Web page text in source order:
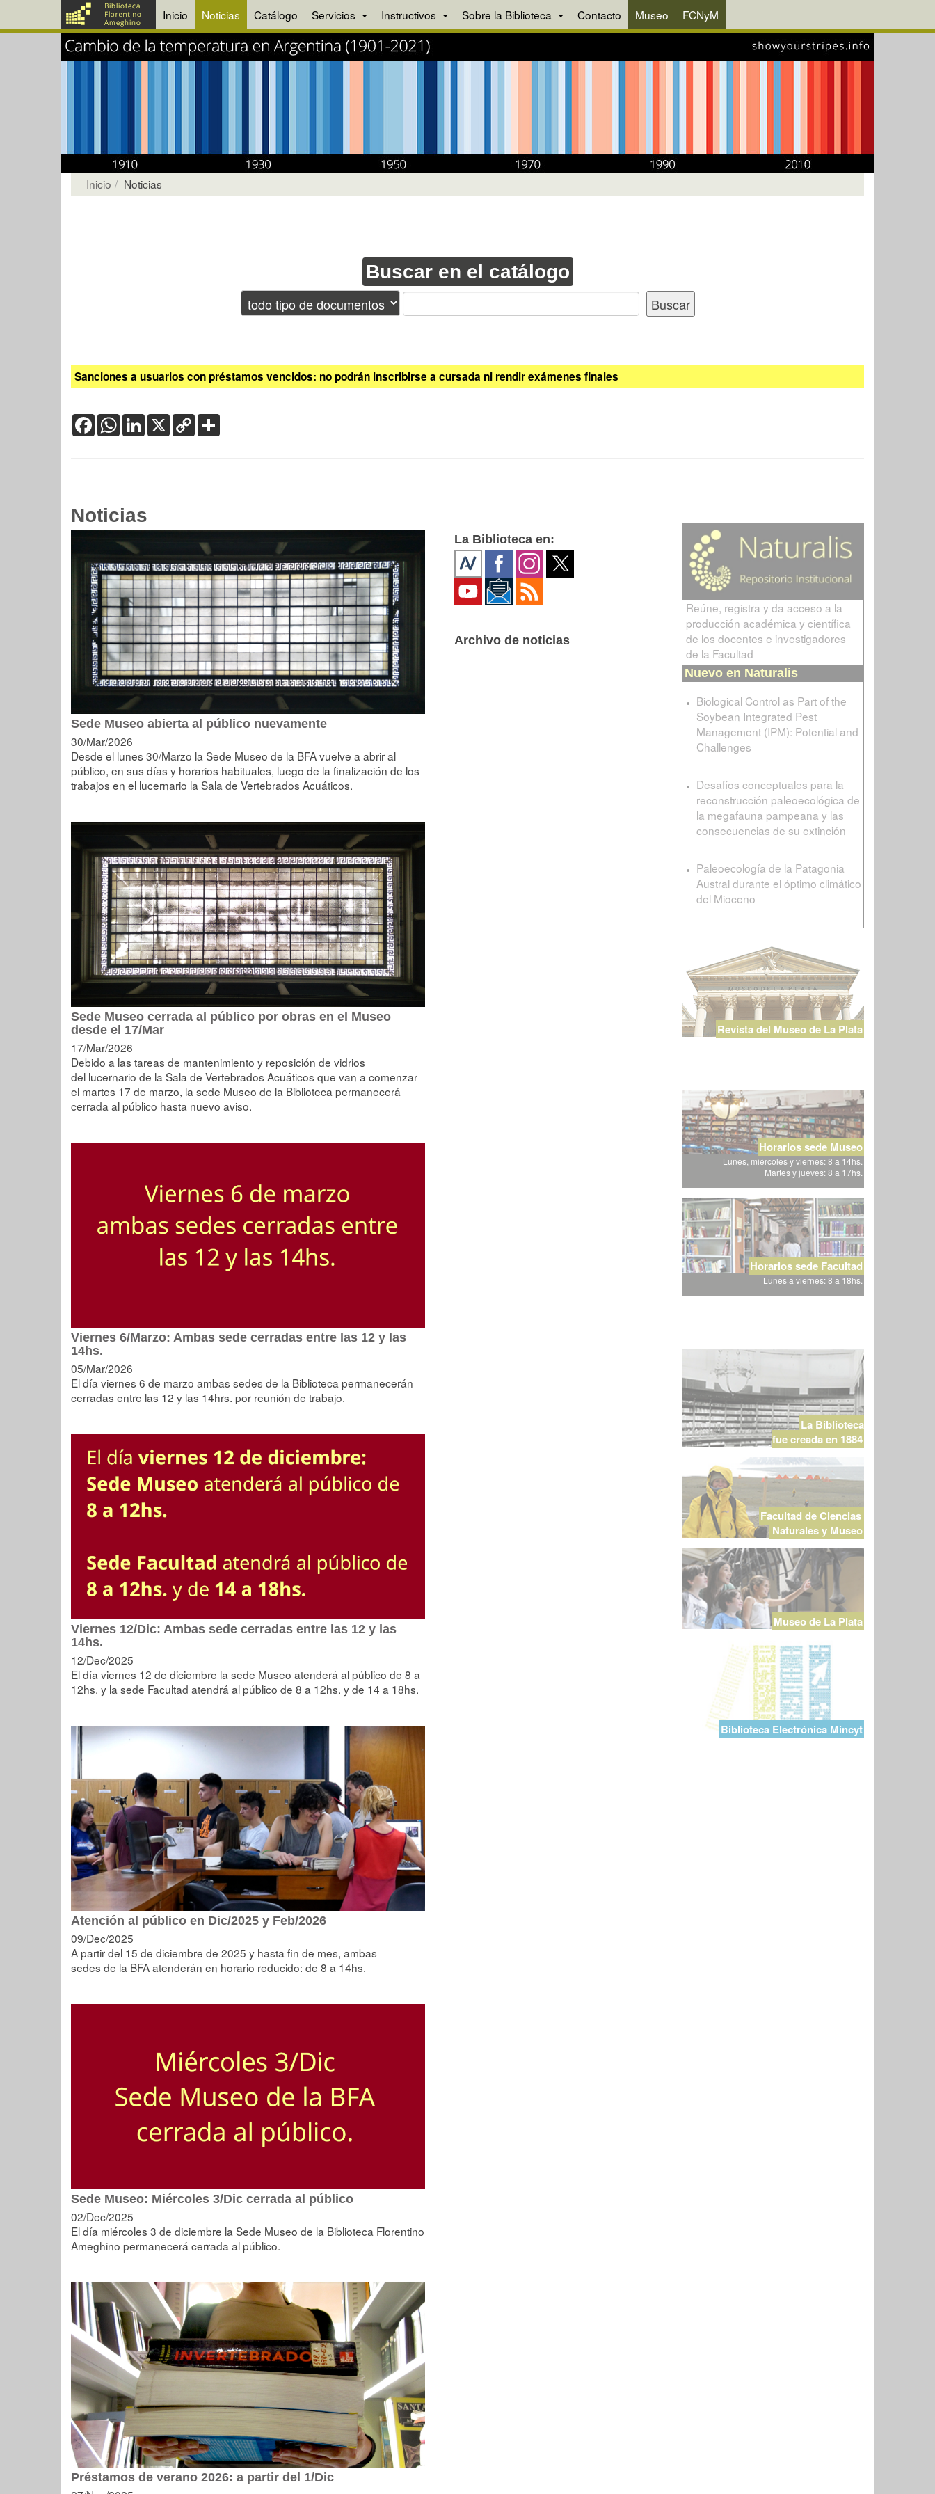
Inicio Noticias Catálogo Servicios Instructivos Sobre la Biblioteca Contacto Museo FCNyM
Inicio Noticias
Buscar en el catálogo
Sanciones a usuarios con préstamos vencidos: no podrán inscribirse a cursada ni rendir exámenes finales
FacebookWhatsApp
LinkedIn
X Copy
Link
Noticias
Sede Museo abierta al público nuevamente
30/Mar/2026
Desde el lunes 30/Marzo la Sede Museo de la BFA vuelve a abrir al
público, en sus días y horarios habituales, luego de la finalización de los
trabajos en el lucernario la Sala de Vertebrados Acuáticos.
Sede Museo cerrada al público por obras en el Museo
desde el 17/Mar
17/Mar/2026
Debido a las tareas de mantenimiento y reposición de vidrios
del lucernario de la Sala de Vertebrados Acuáticos que van a comenzar
el martes 17 de marzo, la sede Museo de la Biblioteca permanecerá
cerrada al público hasta nuevo aviso.
Viernes 6/Marzo: Ambas sede cerradas entre las 12 y las
14hs.
05/Mar/2026
El día viernes 6 de marzo ambas sedes de la Biblioteca permanecerán
cerradas entre las 12 y las 14hrs. por reunión de trabajo.
Viernes 12/Dic: Ambas sede cerradas entre las 12 y las
14hs.
12/Dec/2025
El día viernes 12 de diciembre la sede Museo atenderá al público de 8 a
12hs. y la sede Facultad atendrá al público de 8 a 12hs. y de 14 a 18hs.
Atención al público en Dic/2025 y Feb/2026
09/Dec/2025
A partir del 15 de diciembre de 2025 y hasta fin de mes, ambas
sedes de la BFA atenderán en horario reducido: de 8 a 14hs.
Sede Museo: Miércoles 3/Dic cerrada al público
02/Dec/2025
El día miércoles 3 de diciembre la Sede Museo de la Biblioteca Florentino
Ameghino permanecerá cerrada al público.
Préstamos de verano 2026: a partir del 1/Dic
La Biblioteca en:
Archivo de noticias
Reúne, registra y da acceso a la
producción académica y científica
de los docentes e investigadores
de la Facultad
Nuevo en Naturalis
Biological Control as Part of the
Soybean Integrated Pest
Management (IPM): Potential and
Challenges
Desafíos conceptuales para la
reconstrucción paleoecológica de
la megafauna pampeana y las
consecuencias de su extinción
Paleoecología de la Patagonia
Austral durante el óptimo climático
del Mioceno
Revista del Museo de La Plata
Horarios sede Museo
Lunes, miércoles y viernes: 8 a 14hs.
Martes y jueves: 8 a 17hs.
Horarios sede Facultad
Lunes a viernes: 8 a 18hs.
La Biblioteca
fue creada en 1884
Facultad de Ciencias
Naturales y Museo
Museo de La Plata
Biblioteca Electrónica Mincyt